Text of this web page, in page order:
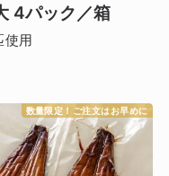
4パック／箱
使用
数量限定！ご注文はお早めに